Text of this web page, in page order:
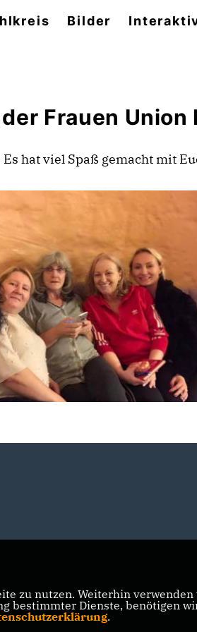
Bilder
Frauen Union
hat viel Spaß gemacht mit
zu nutzen. Weiterhin
bestimmter Dienste, benötigen
.